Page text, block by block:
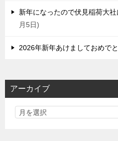
新年になったので伏見稲荷大
月5日
2026年新年あけましておめで
アーカイブ